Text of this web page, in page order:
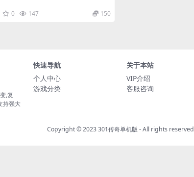
0 147 150
,复
持强大
快速导航
个人中心
游戏分类
关于本站
VIP介绍
客服咨询
Copyright © 2023301传奇单机版 - All rights reserved